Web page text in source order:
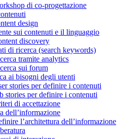
di co-progettazione
design
sui contenuti e il linguaggio
discovery
di ricerca (search keywords)
tramite analytics
sui forum
ai bisogni degli utenti
stories per definire i contenuti
stories per definire i contenuti
di accettazione
dell’informazione
l’architettura dell’informazione